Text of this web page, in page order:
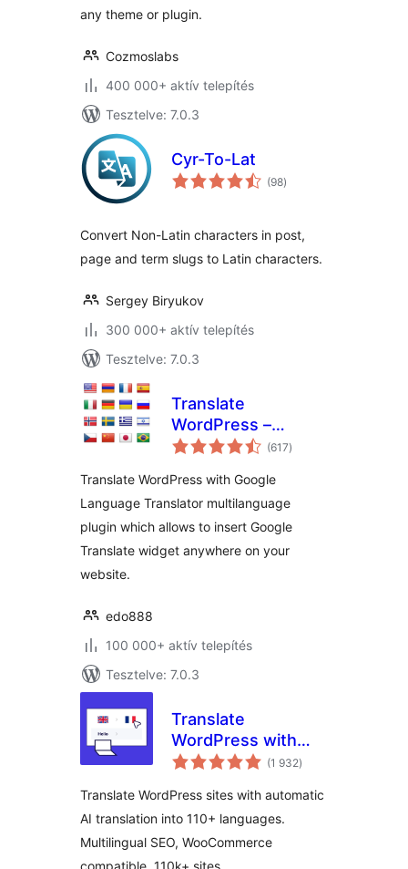
any theme or plugin.
Cozmoslabs
400 000+ aktív telepítés
Tesztelve: 7.0.3
Cyr-To-Lat
(98értékelés
összesen
)
Convert Non-Latin characters in post,
page and term slugs to Latin characters.
Sergey Biryukov
300 000+ aktív telepítés
Tesztelve: 7.0.3
Translate
WordPress –
Google Language
(617értékelés
összesen
)
Translate WordPress with Google
Language Translator multilanguage
plugin which allows to insert Google
Translate widget anywhere on your
website.
edo888
100 000+ aktív telepítés
Tesztelve: 7.0.3
Translate
WordPress with
Weglot –
Translation
(1 932értékelés
összesen
)
Translate WordPress sites with automatic
AI translation into 110+ languages.
Multilingual SEO, WooCommerce
compatible, 110k+ sites.